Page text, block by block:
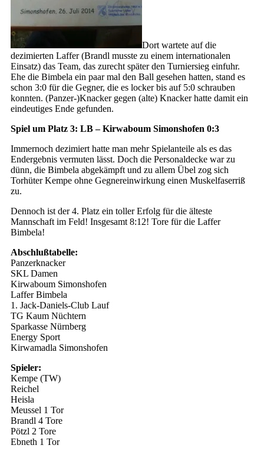
Dort wartete auf die
dezimierten Laffer (Brandl musste zu einem internationalen
Einsatz) das Team, das zurecht später den Turniersieg einfuhr.
Ehe die Bimbela ein paar mal den Ball gesehen hatten, stand es
schon 3:0 für die Gegner, die es locker bis auf 5:0 schrauben
konnten. (Panzer-)Knacker gegen (alte) Knacker hatte damit ein
eindeutiges Ende gefunden.
Spiel um Platz 3: LB – Kirwaboum Simonshofen 0:3
Immernoch dezimiert hatte man mehr Spielanteile als es das
Endergebnis vermuten lässt. Doch die Personaldecke war zu
dünn, die Bimbela abgekämpft und zu allem Übel zog sich
Torhüter Kempe ohne Gegnereinwirkung einen Muskelfaserriß
zu.
Dennoch ist der 4. Platz ein toller Erfolg für die älteste
Mannschaft im Feld! Insgesamt 8:12! Tore für die Laffer
Bimbela!
Abschlußtabelle:
Panzerknacker
SKL Damen
Kirwaboum Simonshofen
Laffer Bimbela
1. Jack-Daniels-Club Lauf
TG Kaum Nüchtern
Sparkasse Nürnberg
Energy Sport
Kirwamadla Simonshofen
Spieler:
Kempe (TW)
Reichel
Heisla
Meussel 1 Tor
Brandl 4 Tore
Pötzl 2 Tore
Ebneth 1 Tor